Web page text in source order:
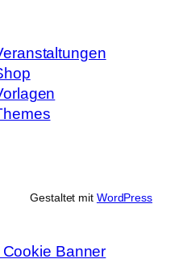
Gestaltet mit WordPress
Banner